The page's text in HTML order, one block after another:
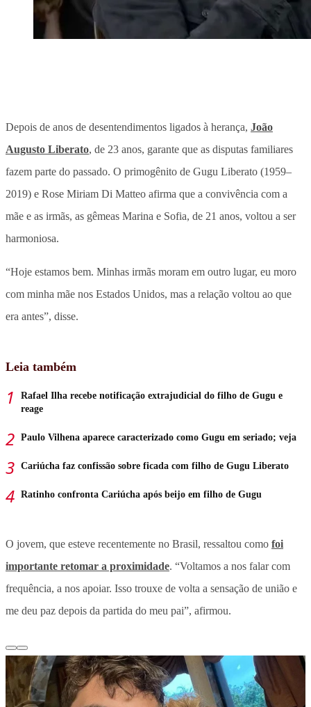
Depois de anos de desentendimentos ligados à herança, João
Augusto Liberato, de 23 anos, garante que as disputas familiares
fazem parte do passado. O primogênito de Gugu Liberato (1959–
2019) e Rose Miriam Di Matteo afirma que a convivência com a
mãe e as irmãs, as gêmeas Marina e Sofia, de 21 anos, voltou a ser
harmoniosa.
“Hoje estamos bem. Minhas irmãs moram em outro lugar, eu moro
com minha mãe nos Estados Unidos, mas a relação voltou ao que
era antes”, disse.
Leia também
Rafael Ilha recebe notificação extrajudicial do filho de Gugu e
reage
Paulo Vilhena aparece caracterizado como Gugu em seriado; veja
Cariúcha faz confissão sobre ficada com filho de Gugu Liberato
Ratinho confronta Cariúcha após beijo em filho de Gugu
O jovem, que esteve recentemente no Brasil, ressaltou como foi
importante retomar a proximidade. “Voltamos a nos falar com
frequência, a nos apoiar. Isso trouxe de volta a sensação de união e
me deu paz depois da partida do meu pai”, afirmou.